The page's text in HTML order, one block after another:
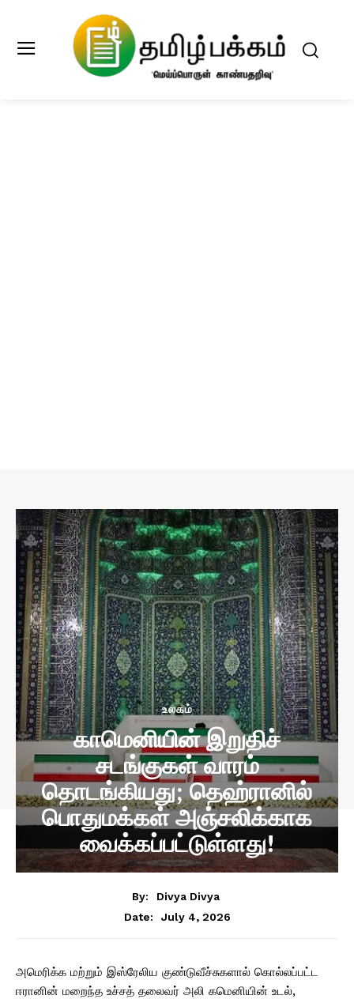
உலகம்
காமெனியின் இறுதிச்
சடங்குகள் வாரம்
தொடங்கியது; தெஹ்ரானில்
பொதுமக்கள் அஞ்சலிக்காக
வைக்கப்பட்டுள்ளது!
By:
Divya Divya
Date:
July 4, 2026
அமெரிக்க மற்றும் இஸ்ரேலிய குண்டுவீச்சுகளால் கொல்லப்பட்ட
ஈரானின் மறைந்த உச்சத் தலைவர் அலி கமெனியின் உடல்,